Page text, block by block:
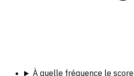
À quelle fréquence le